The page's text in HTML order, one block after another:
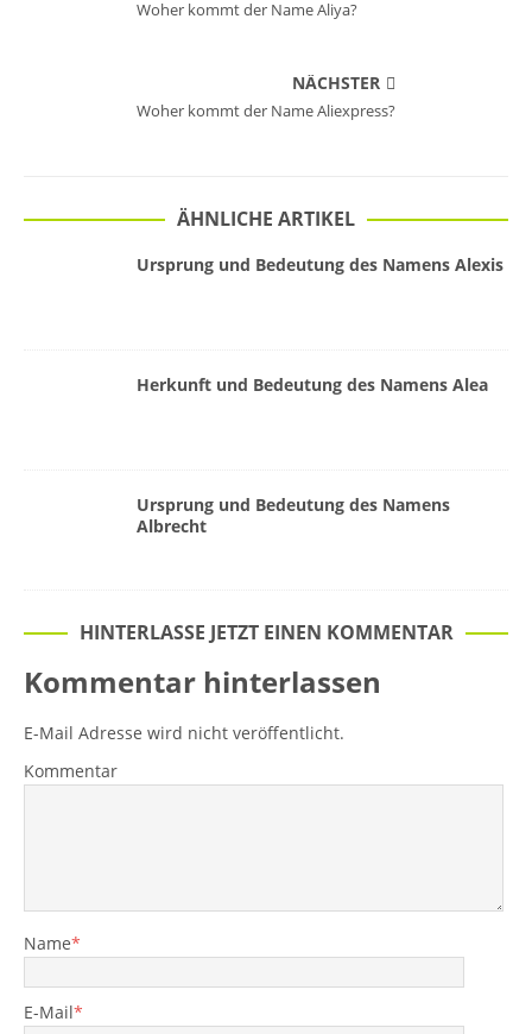
Woher kommt der Name Aliya?
NÄCHSTER
Woher kommt der Name Aliexpress?
ÄHNLICHE ARTIKEL
Ursprung und Bedeutung des Namens Alexis
Herkunft und Bedeutung des Namens Alea
Ursprung und Bedeutung des Namens
Albrecht
HINTERLASSE JETZT EINEN KOMMENTAR
Kommentar hinterlassen
E-Mail Adresse wird nicht veröffentlicht.
Kommentar
Name*
E-Mail*